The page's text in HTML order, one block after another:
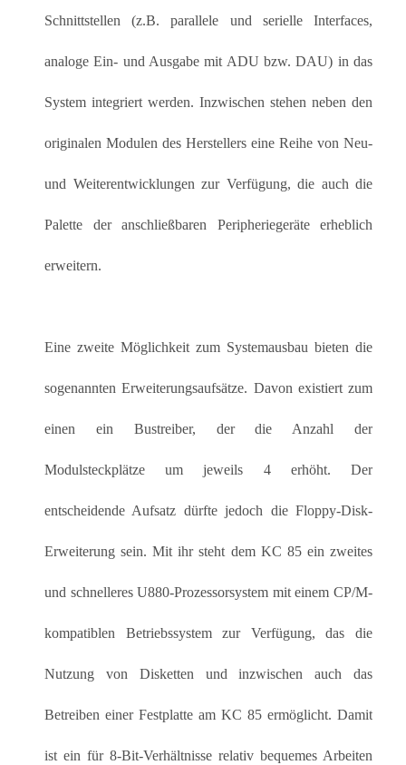
Schnittstellen (z.B. parallele und serielle Interfaces,
analoge Ein- und Ausgabe mit ADU bzw. DAU) in das
System integriert werden. Inzwischen stehen neben den
originalen Modulen des Herstellers eine Reihe von Neu-
und Weiterentwicklungen zur Verfügung, die auch die
Palette der anschließbaren Peripheriegeräte erheblich
erweitern.
Eine zweite Möglichkeit zum Systemausbau bieten die
sogenannten Erweiterungsaufsätze. Davon existiert zum
einen ein Bustreiber, der die Anzahl der
Modulsteckplätze um jeweils 4 erhöht. Der
entscheidende Aufsatz dürfte jedoch die Floppy-Disk-
Erweiterung sein. Mit ihr steht dem KC 85 ein zweites
und schnelleres U880-Prozessorsystem mit einem CP/M-
kompatiblen Betriebssystem zur Verfügung, das die
Nutzung von Disketten und inzwischen auch das
Betreiben einer Festplatte am KC 85 ermöglicht. Damit
ist ein für 8-Bit-Verhältnisse relativ bequemes Arbeiten